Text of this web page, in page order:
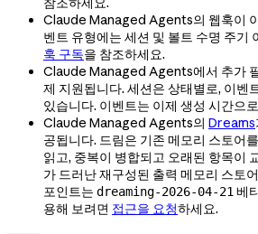
Claude Managed Agents의 웹훅이
벤트 유형에는 세션 및 볼트 수명 주기
훅 구독을 참조하세요.
Claude Managed Agents에서 추가
제 지원됩니다. 세션은 상태별로, 이벤
있습니다. 이벤트는 이제 생성 시간으
Claude Managed Agents의 Dreams
공됩니다. 드림은 기존 메모리 스토어
읽고, 중복이 병합되고 오래된 항목이
가 드러난 재구성된 출력 메모리 스토
포인트는 dreaming-2026-04-21베
용해 보려면 접근을 요청하세요.